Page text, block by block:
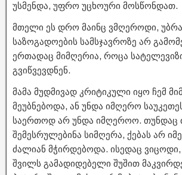
უსმენდა, უფრო უცხოური მოსწონდათ.
მთელი ეს დრო მაინც ვმღეროდი,
საზოგადოების სამსჯავროზე არ
ერთადაც მიმღერია, როცა
გვიწვევდნენ.
მამა მუდმივად კრიტიკული იყო ჩემ
მეუბნებოდა, ან უნდა იმღერო
საერთოდ არ უნდა იმღეროო. თუნდაც
შემესრულებინა სიმღერა, ქებას არ
ძალიან მჭირდებოდა. ისედაც
შვილს გამადიდებელი შუშით